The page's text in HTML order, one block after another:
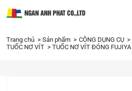
Trang chủ Sản phẩm CÔNG DỤNG CỤ
TUỐC NƠ VÍT
TUỐC NƠ VÍT ĐÓNG FUJIYA